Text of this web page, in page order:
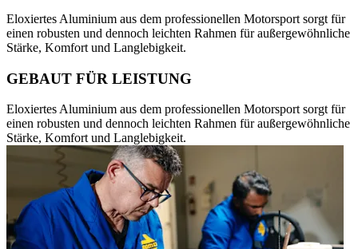
Eloxiertes Aluminium aus dem professionellen Motorsport sorgt für
einen robusten und dennoch leichten Rahmen für außergewöhnliche
Stärke, Komfort und Langlebigkeit.
GEBAUT FÜR LEISTUNG
Eloxiertes Aluminium aus dem professionellen Motorsport sorgt für
einen robusten und dennoch leichten Rahmen für außergewöhnliche
Stärke, Komfort und Langlebigkeit.